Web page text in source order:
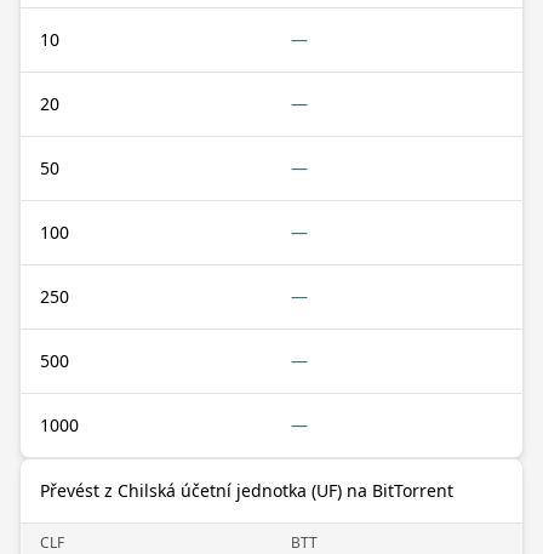
10 —
20 —
50 —
100 —
250 —
500 —
1000 —
Převést z Chilská účetní jednotka (UF) na BitTorrent
CLF BTT